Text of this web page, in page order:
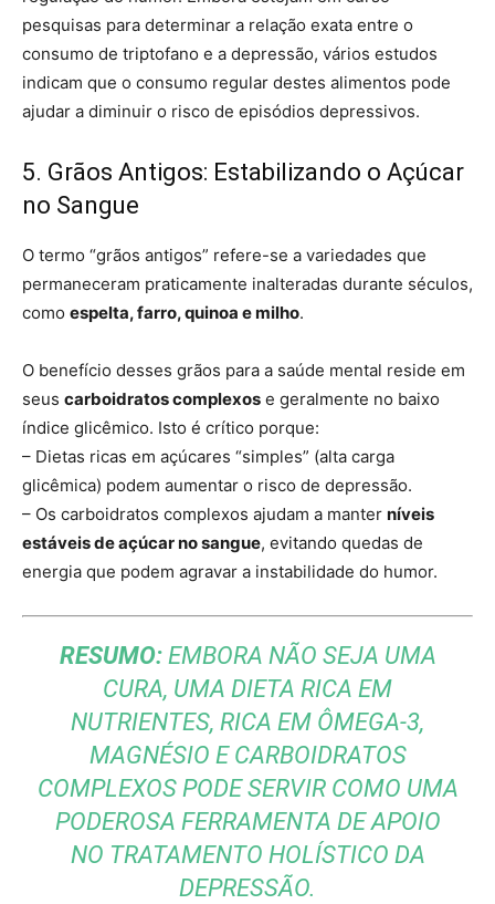
pesquisas para determinar a relação exata entre o
consumo de triptofano e a depressão, vários estudos
indicam que o consumo regular destes alimentos pode
ajudar a diminuir o risco de episódios depressivos.
5. Grãos Antigos: Estabilizando o Açúcar
no Sangue
O termo “grãos antigos” refere-se a variedades que
permaneceram praticamente inalteradas durante séculos,
como espelta, farro, quinoa e milho.
O benefício desses grãos para a saúde mental reside em
seus carboidratos complexos e geralmente no baixo
índice glicêmico. Isto é crítico porque:
– Dietas ricas em açúcares “simples” (alta carga
glicêmica) podem aumentar o risco de depressão.
– Os carboidratos complexos ajudam a manter níveis
estáveis ​​de açúcar no sangue, evitando quedas de
energia que podem agravar a instabilidade do humor.
RESUMO:EMBORA NÃO SEJA UMA
CURA, UMA DIETA RICA EM
NUTRIENTES, RICA EM ÔMEGA-3,
MAGNÉSIO E CARBOIDRATOS
COMPLEXOS PODE SERVIR COMO UMA
PODEROSA FERRAMENTA DE APOIO
NO TRATAMENTO HOLÍSTICO DA
DEPRESSÃO.